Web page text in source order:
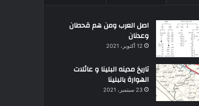
اصل العرب ومن هم قحطان
وعدنان
12 أكتوبر، 2021
تاريخ مدينه البلينا و عائلات
الهوارة بالبلينا
23 سبتمبر، 2021